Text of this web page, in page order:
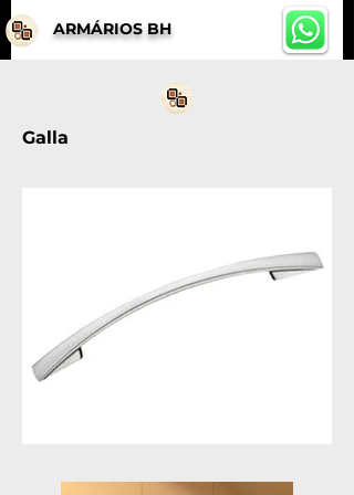
ARMÁRIOS BH
Galla